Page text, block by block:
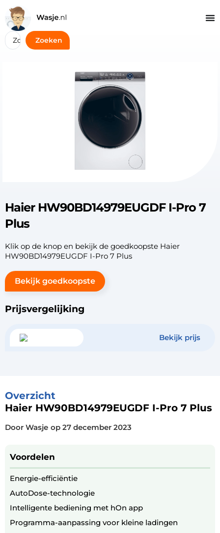
Zoeken
Haier HW90BD14979EUGDF I-Pro 7
Plus
Klik op de knop en bekijk de goedkoopste Haier
HW90BD14979EUGDF I-Pro 7 Plus
Bekijk goedkoopste
Prijsvergelijking
Bekijk prijs
Overzicht
Haier HW90BD14979EUGDF I-Pro 7 Plus
Door Wasje op 27 december 2023
Voordelen
Energie-efficiëntie
AutoDose-technologie
Intelligente bediening met hOn app
Programma-aanpassing voor kleine ladingen